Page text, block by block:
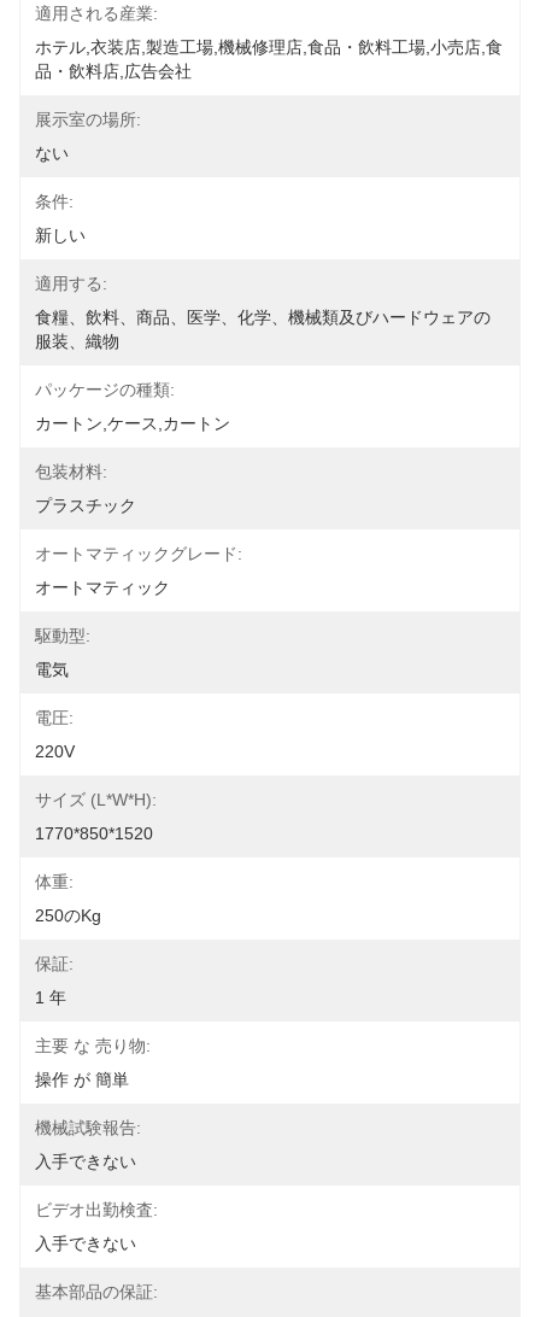
適用される産業:
ホテル,衣装店,製造工場,機械修理店,食品・飲料工場,小売店,食
品・飲料店,広告会社
展示室の場所:
ない
条件:
新しい
適用する:
食糧、飲料、商品、医学、化学、機械類及びハードウェアの
服装、織物
パッケージの種類:
カートン,ケース,カートン
包装材料:
プラスチック
オートマティックグレード:
オートマティック
駆動型:
電気
電圧:
220V
サイズ (L*W*H):
1770*850*1520
体重:
250のkg
保証:
1 年
主要 な 売り物:
操作 が 簡単
機械試験報告:
入手できない
ビデオ出勤検査:
入手できない
基本部品の保証: